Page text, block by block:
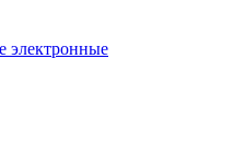
электронные